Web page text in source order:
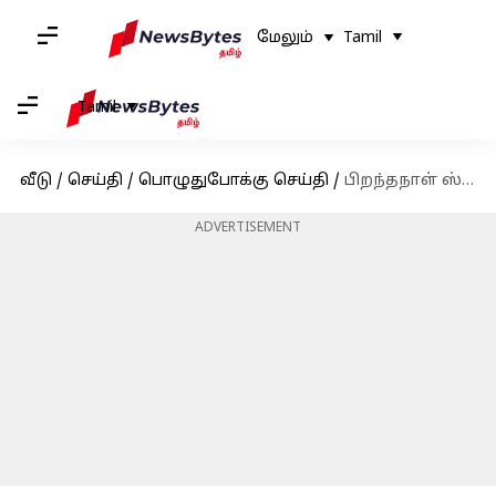
மேலும் Tamil
Tamil
வீடு / செய்தி / பொழுதுபோக்கு செய்தி / பிறந்தநாள் ஸ்பெஷல்: 'இந்தியாவின் மைக்கேல் ஜாக்சன்' பிரபுதேவாவின் 50வது பிறந்த நாள்
ADVERTISEMENT